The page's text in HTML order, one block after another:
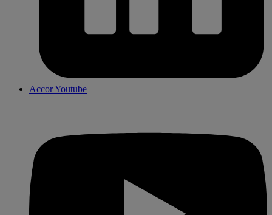
Accor Youtube